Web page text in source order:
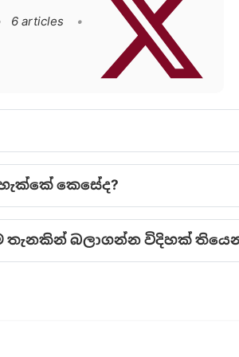
6 articles •
හැක්කේ කෙසේද?
තැනකින් බලාගන්න විදිහක්